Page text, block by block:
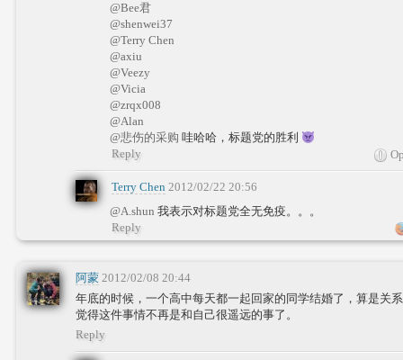
@Bee君
@shenwei37
@Terry Chen
@axiu
@Veezy
@Vicia
@zrqx008
@Alan
@悲伤的采购 哇哈哈，标题党的胜利
Reply
Terry Chen 2012/02/22 20:56
@A.shun 我表示对标题党全无免疫。。。
Reply
阿蒙 2012/02/08 20:44
年底的时候，一个高中每天都一起回家的同学结婚了，算是关
觉得这件事情不再是和自己很遥远的事了。
Reply